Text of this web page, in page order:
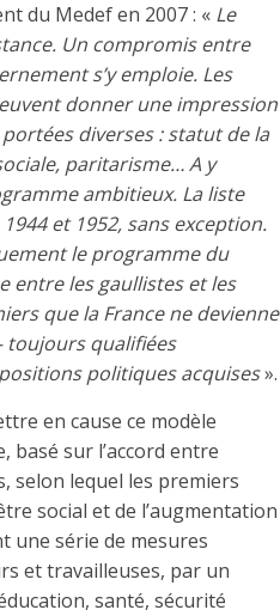
du Medef en 2007 : « Le
Un compromis entre
s’y emploie. Les
donner une impression
diverses : statut de la
paritarisme… A y
ambitieux. La liste
et 1952, sans exception.
le programme du
entre les gaullistes et les
que la France ne devienne
toujours qualifiées
politiques acquises».
en cause ce modèle
basé sur l’accord entre
selon lequel les premiers
social et de l’augmentation
une série de mesures
et travailleuses, par un
santé, sécurité